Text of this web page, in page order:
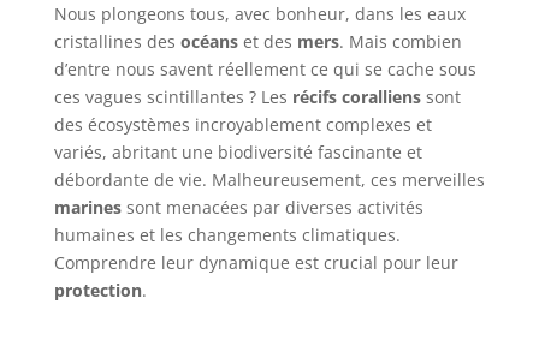
Nous plongeons tous, avec bonheur, dans les eaux
cristallines des océanset des mers. Mais combien
d’entre nous savent réellement ce qui se cache sous
ces vagues scintillantes ? Les récifs corallienssont
des écosystèmes incroyablement complexes et
variés, abritant une biodiversité fascinante et
débordante de vie. Malheureusement, ces merveilles
marinessont menacées par diverses activités
humaines et les changements climatiques.
Comprendre leur dynamique est crucial pour leur
protection.